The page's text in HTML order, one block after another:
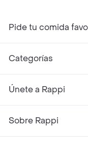
Pide tu comida
Categorías
Únete a Rappi
Sobre Rappi